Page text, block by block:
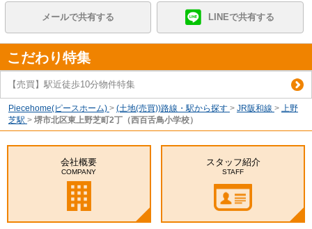
メールで共有する LINEで共有する
こだわり特集
【売買】駅近徒歩10分物件特集
Piecehome(ピースホーム) > (土地(売買))路線・駅から探す > JR阪和線 > 上野
芝駅 > 堺市北区東上野芝町2丁（西百舌鳥小学校）
会社概要
COMPANY
スタッフ紹介
STAFF